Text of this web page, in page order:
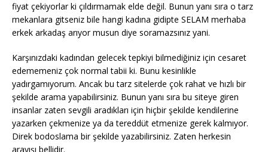
fiyat çekiyorlar ki çıldırmamak elde değil. Bunun yanı sıra o tarz
mekanlara gitseniz bile hangi kadına gidipte SELAM merhaba
erkek arkadaş arıyor musun diye soramazsınız yani.
Karşınızdaki kadından gelecek tepkiyi bilmediğiniz için cesaret
edememeniz çok normal tabii ki. Bunu kesinlikle
yadırgamıyorum. Ancak bu tarz sitelerde çok rahat ve hızlı bir
şekilde arama yapabilirsiniz. Bunun yanı sıra bu siteye giren
insanlar zaten sevgili aradıkları için hiçbir şekilde kendilerine
yazarken çekmenize ya da tereddüt etmenize gerek kalmıyor.
Direk bodoslama bir şekilde yazabilirsiniz. Zaten herkesin
arayışı bellidir.